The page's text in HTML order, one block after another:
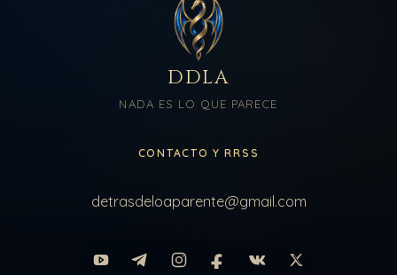
DDLA
NADA ES LO QUE PARECE
CONTACTO Y RRSS
detrasdeloaparente@gmail.com